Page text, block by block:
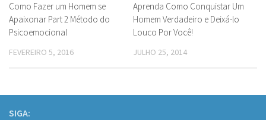
Como Fazer um Homem se
Apaixonar Part 2 Método do
Psicoemocional
FEVEREIRO 5, 2016
Aprenda Como Conquistar Um
Homem Verdadeiro e Deixá-lo
Louco Por Você!
JULHO 25, 2014
SIGA: